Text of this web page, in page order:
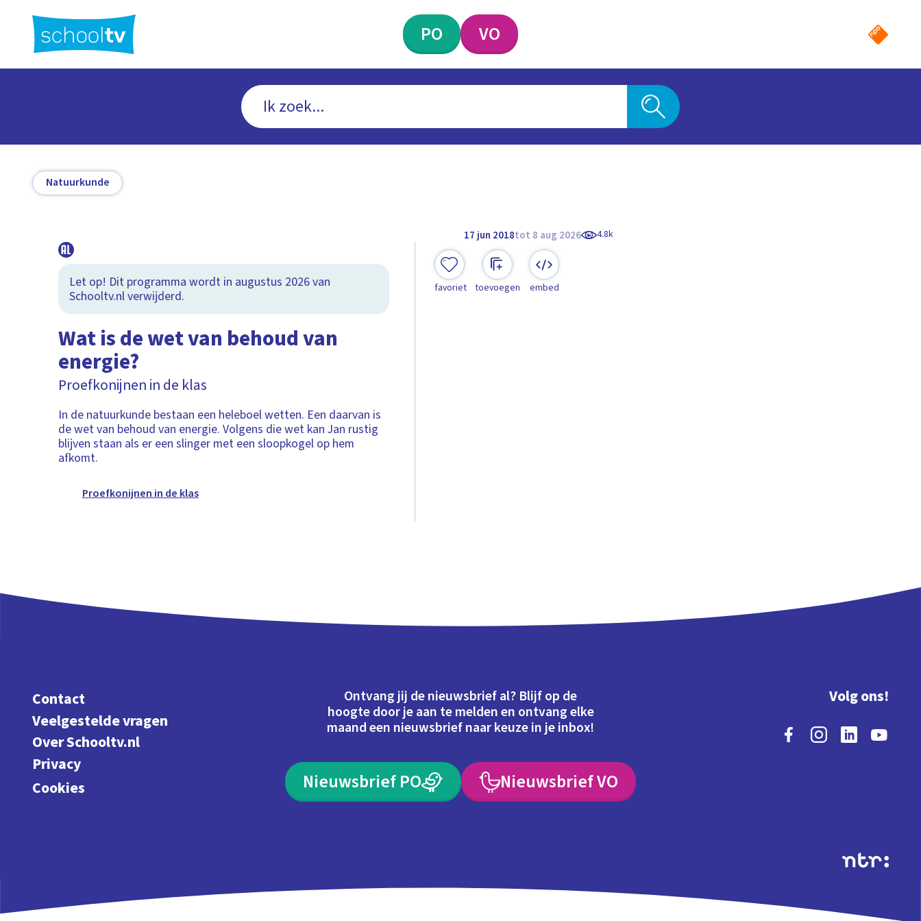
hoofdinhoud
PO VO
Natuurkunde
17 jun 2018tot 8 aug 2026 4.8k
Let op! Dit programma wordt in augustus 2026 van
Schooltv.nl verwijderd.
Wat is de wet van behoud van
energie?
Proefkonijnen in de klas
In de natuurkunde bestaan een heleboel wetten. Een daarvan is
de wet van behoud van energie. Volgens die wet kan Jan rustig
blijven staan als er een slinger met een sloopkogel op hem
afkomt.
Proefkonijnen in de klas
favoriet toevoegen embed
Contact
Veelgestelde vragen
Over Schooltv.nl
Privacy
Cookies
Ontvang jij de nieuwsbrief al? Blijf op de
hoogte door je aan te melden en ontvang elke
maand een nieuwsbrief naar keuze in je inbox!
Nieuwsbrief PO Nieuwsbrief VO
Volg ons!